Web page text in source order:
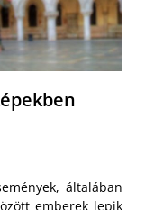
általában
emberek lepik